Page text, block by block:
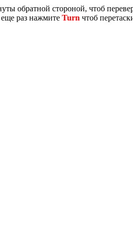
обратной стороной, чтоб
раз нажмите Turn чтоб